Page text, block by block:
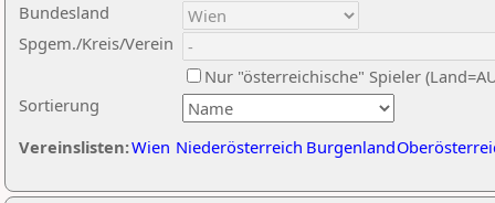
Sortierung
Bundesland
Spgem./Kreis/Verein
Nur "österreichische" Spieler
Vereinslisten:Wien Niederösterreich Burgenland